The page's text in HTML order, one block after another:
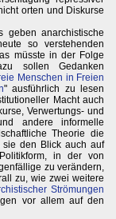
orten und Diskurse
geben anarchistische
so verstehenden
müsste in der Folge
sollen Gedanken
Menschen in Freien
" ausführlich zu lesen
Macht auch
Verwertungs- und
andere informelle
Theorie die
sie den Blick auch auf
in der von
zu verändern,
zu, wie zwei weitere
Strömungen
vor allem auf den